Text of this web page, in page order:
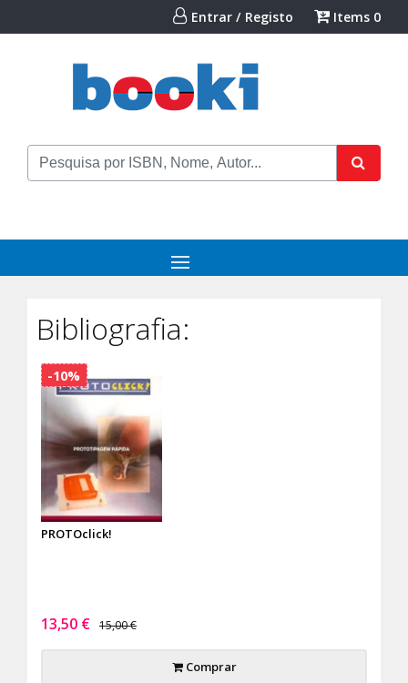
Entrar / Registo Items 0
Bibliografia:
PROTOclick!
13,50 € 15,00 €
Comprar
-10%